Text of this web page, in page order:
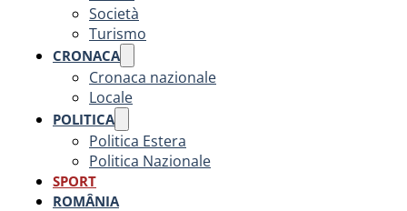
Società
Turismo
CRONACA
Cronaca nazionale
Locale
POLITICA
Politica Estera
Politica Nazionale
SPORT
ROMÂNIA